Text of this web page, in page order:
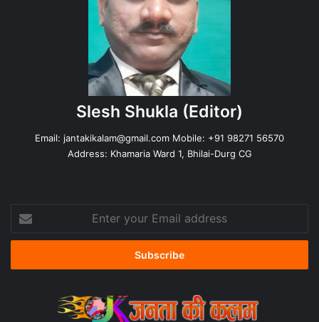
Slesh Shukla (Editor)
Email: jantakikalam@gmail.com Mobile: +91 98271 56570
Address: Khamaria Ward 1, Bhilai-Durg CG
your
Email